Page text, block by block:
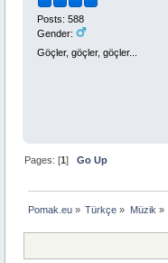
Posts: 588
Gender:
Göçler, göçler, göçler...
Pages: [1]Go Up
Pomak.eu » Türkçe » Müzik »